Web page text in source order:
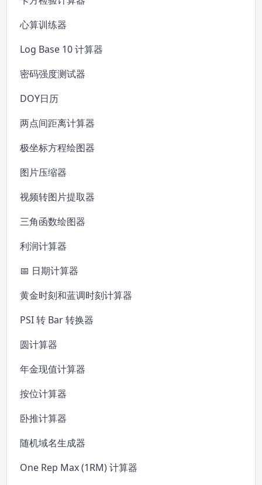
心算训练器
Log Base 10 计算器
密码强度测试器
DOY日历
两点间距离计算器
极坐标方程绘图器
图片压缩器
视频转图片提取器
三角函数绘图器
利润计算器
📅 日期计算器
黄金时刻和蓝调时刻计算器
PSI 转 Bar 转换器
圆计算器
年金现值计算器
按位计算器
卧推计算器
随机域名生成器
One Rep Max (1RM) 计算器